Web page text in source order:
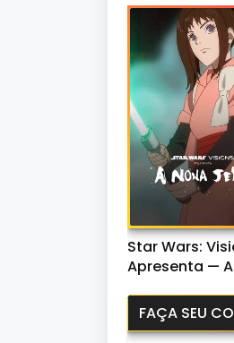
Star Wars:
Apresenta —
(2026) WEB-
1080p Dual
FAÇA SEU